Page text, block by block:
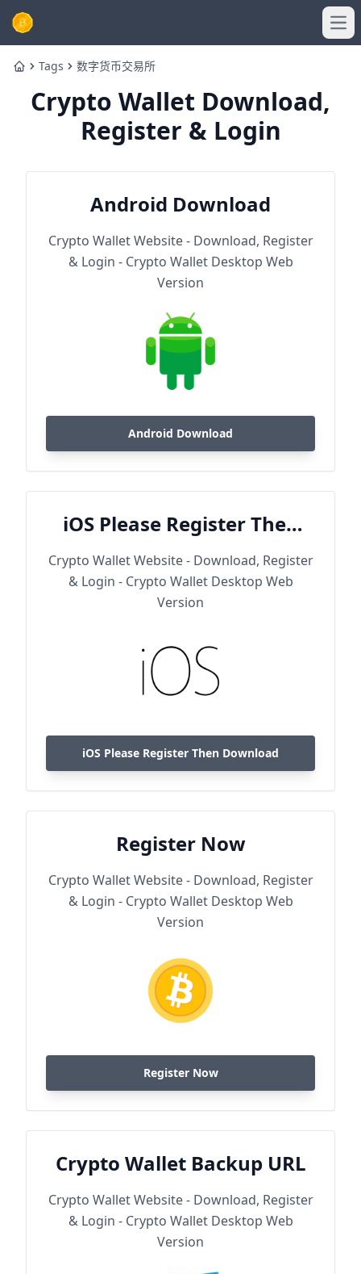
HomeTags 数字货币交易所
Crypto Wallet Download,
Register & Login
Android Download
Crypto Wallet Website - Download, Register
& Login - Crypto Wallet Desktop Web
Version
Android Download
iOS Please Register Then
Download
Crypto Wallet Website - Download, Register
& Login - Crypto Wallet Desktop Web
Version
iOS Please Register Then Download
Register Now
Crypto Wallet Website - Download, Register
& Login - Crypto Wallet Desktop Web
Version
Register Now
Crypto Wallet Backup URL
Crypto Wallet Website - Download, Register
& Login - Crypto Wallet Desktop Web
Version